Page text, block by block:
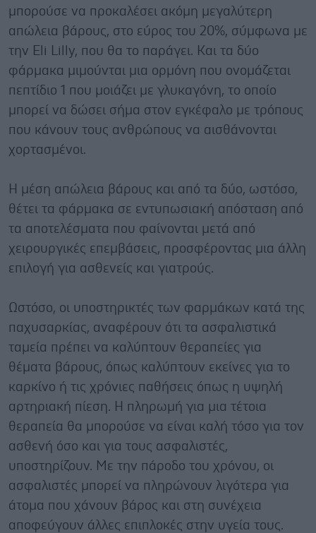
μπορούσε να προκαλέσει ακόμη μεγαλύτερη
απώλεια βάρους, στο εύρος του 20%, σύμφωνα με
την Eli Lilly, που θα το παράγει. Και τα δύο
φάρμακα μιμούνται μια ορμόνη που ονομάζεται
πεπτίδιο 1 που μοιάζει με γλυκαγόνη, το οποίο
μπορεί να δώσει σήμα στον εγκέφαλο με τρόπους
που κάνουν τους ανθρώπους να αισθάνονται
χορτασμένοι.
Η μέση απώλεια βάρους και από τα δύο, ωστόσο,
θέτει τα φάρμακα σε εντυπωσιακή απόσταση από
τα αποτελέσματα που φαίνονται μετά από
χειρουργικές επεμβάσεις, προσφέροντας μια άλλη
επιλογή για ασθενείς και γιατρούς.
Ωστόσο, οι υποστηρικτές των φαρμάκων κατά της
παχυσαρκίας, αναφέρουν ότι τα ασφαλιστικά
ταμεία πρέπει να καλύπτουν θεραπείες για
θέματα βάρους, όπως καλύπτουν εκείνες για το
καρκίνο ή τις χρόνιες παθήσεις όπως η υψηλή
αρτηριακή πίεση. Η πληρωμή για μια τέτοια
θεραπεία θα μπορούσε να είναι καλή τόσο για τον
ασθενή όσο και για τους ασφαλιστές,
υποστηρίζουν. Με την πάροδο του χρόνου, οι
ασφαλιστές μπορεί να πληρώνουν λιγότερα για
άτομα που χάνουν βάρος και στη συνέχεια
αποφεύγουν άλλες επιπλοκές στην υγεία τους.